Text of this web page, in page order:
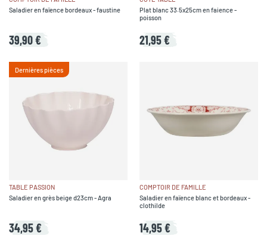
Saladier en faïence bordeaux - faustine
39,90 €
Plat blanc 33.5x25cm en faience -
poisson
21,95 €
Dernières pièces
TABLE PASSION
Saladier en grès beige d23cm - Agra
34,95 €
COMPTOIR DE FAMILLE
Saladier en faïence blanc et bordeaux -
clothilde
14,95 €